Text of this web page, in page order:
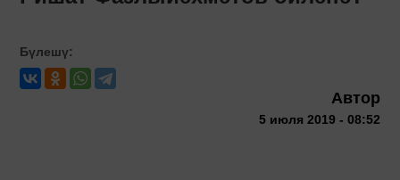
Бүлешү:
Автор
5 июля 2019 - 08:52